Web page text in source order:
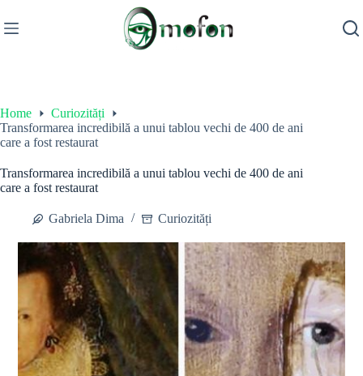
to
content
Home
Curiozități
Transformarea incredibilă a unui tablou vechi de 400 de ani
care a fost restaurat
Transformarea incredibilă a unui tablou vechi de 400 de ani
care a fost restaurat
Gabriela Dima Curiozități